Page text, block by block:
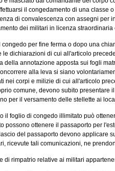
il congedamento di una classe
di convalescenza con assegni per
dei militari in licenza
per fine ferma o dopo una
dichiarazioni di cui all'articolo
annotazione apposta sui fogli
alla leva si siano
corpi e milizie di cui all'articolo
comune, devono subito presentare
per il versamento delle stellette ai
foglio di congedo illimitato può
ottenere il passaporto per
del passaporto devono applicare
ricevute tali comunicazioni, ne
rimpatrio relative ai militari